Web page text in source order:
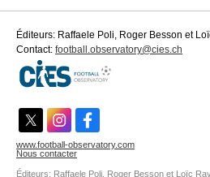
244€m Japon
237€m
226
€m
209€m
Éditeurs: Raffaele Poli, Roger Besson et
Contact: football.observatory@cies.ch
www.football-observatory.com
Nous contacter
Éditeurs: Raffaele Poli, Roger Besson et Loïc